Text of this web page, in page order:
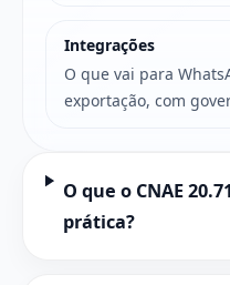
Integrações
O que vai para
exportação, com
O que o CNAE
prática?